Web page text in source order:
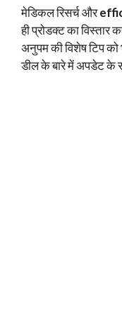
मेडिकल रिसर्च और
ही प्रोडक्ट का विस्तार
अनुपम की विशेष टिप
डील के बारे में अपडेट के